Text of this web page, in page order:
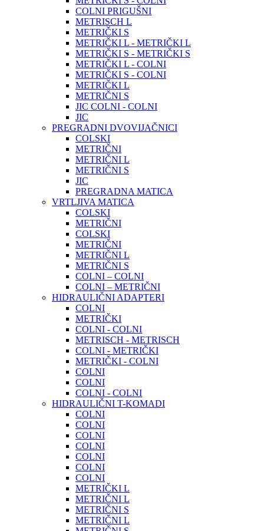
COLNI PRIGUŠNI
METRISCH L
METRIČKI S
METRIČKI L - METRIČKI L
METRIČKI S - METRIČKI S
METRIČKI L - COLNI
METRIČKI S - COLNI
METRIČKI L
METRIČNI S
JIC COLNI - COLNI
JIC
PREGRADNI DVOVIJAČNICI
COLSKI
METRIČNI
METRIČNI L
METRIČNI S
JIC
PREGRADNA MATICA
VRTLJIVA MATICA
COLSKI
METRIČNI
COLSKI
METRIČNI
METRIČNI L
METRIČNI S
COLNI – COLNI
COLNI – METRIČNI
HIDRAULIČNI ADAPTERI
COLNI
METRIČKI
COLNI - COLNI
METRISCH - METRISCH
COLNI - METRIČKI
METRIČKI - COLNI
COLNI
COLNI
COLNI - COLNI
HIDRAULIČNI T-KOMADI
COLNI
COLNI
COLNI
COLNI
COLNI
COLNI
COLNI
METRIČKI L
METRIČNI L
METRIČNI S
METRIČNI L